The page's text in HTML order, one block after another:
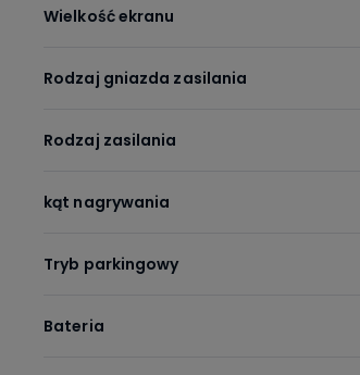
Wielkość ekranu
Rodzaj gniazda zasilania
Rodzaj zasilania
kąt nagrywania
Tryb parkingowy
Bateria